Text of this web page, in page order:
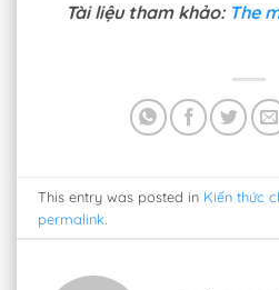
Tài liệu tham khảo: The
This entry was posted in Kiến thức
permalink